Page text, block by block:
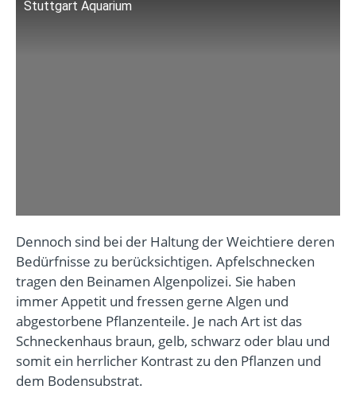
Stuttgart Aquarium
Dennoch sind bei der Haltung der Weichtiere deren
Bedürfnisse zu berücksichtigen. Apfelschnecken
tragen den Beinamen Algenpolizei. Sie haben
immer Appetit und fressen gerne Algen und
abgestorbene Pflanzenteile. Je nach Art ist das
Schneckenhaus braun, gelb, schwarz oder blau und
somit ein herrlicher Kontrast zu den Pflanzen und
dem Bodensubstrat.